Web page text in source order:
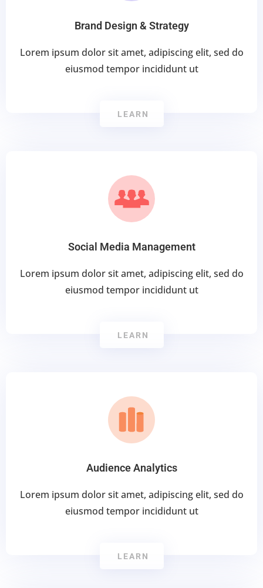
Brand Design & Strategy
Lorem ipsum dolor sit amet, adipiscing elit, sed do
eiusmod tempor incididunt ut
LEARN
Social Media Management
Lorem ipsum dolor sit amet, adipiscing elit, sed do
eiusmod tempor incididunt ut
LEARN
Audience Analytics
Lorem ipsum dolor sit amet, adipiscing elit, sed do
eiusmod tempor incididunt ut
LEARN